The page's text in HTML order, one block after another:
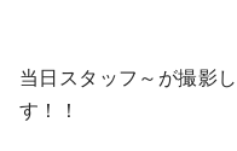
当日スタッフ～が撮影
す！！